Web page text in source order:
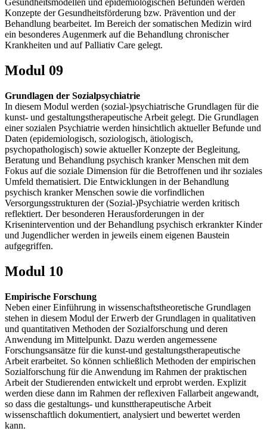
Gesundheitsmodellen und epidemiologischen Befunden werden
Konzepte der Gesundheitsförderung bzw. Prävention und der
Behandlung bearbeitet. Im Bereich der somatischen Medizin wird
ein besonderes Augenmerk auf die Behandlung chronischer
Krankheiten und auf Palliativ Care gelegt.
Modul 09
Grundlagen der Sozialpsychiatrie
In diesem Modul werden (sozial-)psychiatrische Grundlagen für die
kunst- und gestaltungstherapeutische Arbeit gelegt. Die Grundlagen
einer sozialen Psychiatrie werden hinsichtlich aktueller Befunde und
Daten (epidemiologisch, soziologisch, ätiologisch,
psychopathologisch) sowie aktueller Konzepte der Begleitung,
Beratung und Behandlung psychisch kranker Menschen mit dem
Fokus auf die soziale Dimension für die Betroffenen und ihr soziales
Umfeld thematisiert. Die Entwicklungen in der Behandlung
psychisch kranker Menschen sowie die vorfindlichen
Versorgungsstrukturen der (Sozial-)Psychiatrie werden kritisch
reflektiert. Der besonderen Herausforderungen in der
Krisenintervention und der Behandlung psychisch erkrankter Kinder
und Jugendlicher werden in jeweils einem eigenen Baustein
aufgegriffen.
Modul 10
Empirische Forschung
Neben einer Einführung in wissenschaftstheoretische Grundlagen
stehen in diesem Modul der Erwerb der Grundlagen in qualitativen
und quantitativen Methoden der Sozialforschung und deren
Anwendung im Mittelpunkt. Dazu werden angemessene
Forschungsansätze für die kunst-und gestaltungstherapeutische
Arbeit erarbeitet. So können schließlich Methoden der empirischen
Sozialforschung für die Anwendung im Rahmen der praktischen
Arbeit der Studierenden entwickelt und erprobt werden. Explizit
werden diese dann im Rahmen der reflexiven Fallarbeit angewandt,
so dass die gestaltungs- und kunsttherapeutische Arbeit
wissenschaftlich dokumentiert, analysiert und bewertet werden
kann.